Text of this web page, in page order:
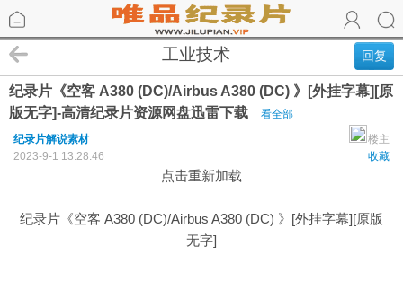
回复
工业技术
纪录片《空客 A380 (DC)/Airbus A380 (DC) 》[外挂字幕][原
版无字]-高清纪录片资源网盘迅雷下载
看全部
楼主
纪录片解说素材
收藏
2023-9-1 13:28:46
点击重新加载
纪录片《空客 A380 (DC)/Airbus A380 (DC) 》[外挂字幕][原版
无字]